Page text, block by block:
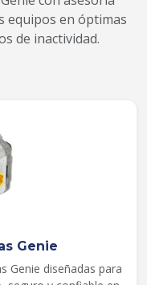
equipos en óptimas
de inactividad.
Genie
Genie diseñadas para